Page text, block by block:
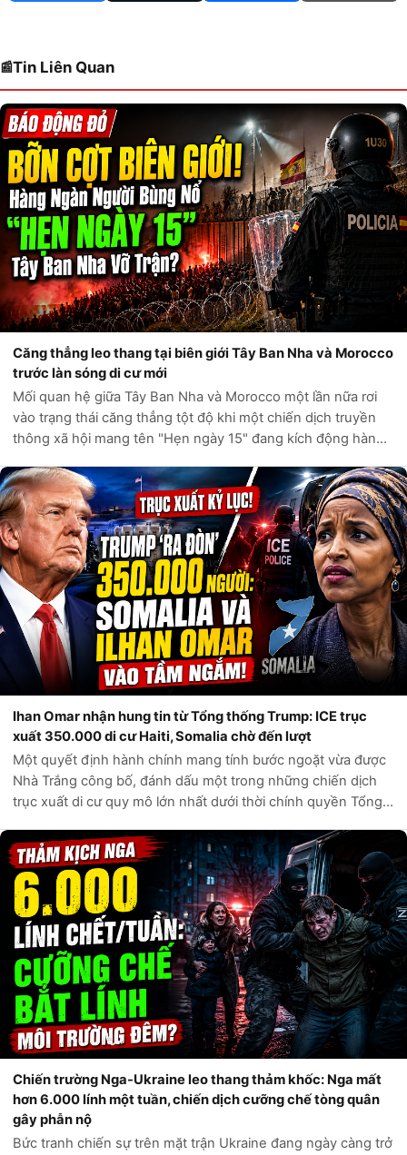
Tin Liên Quan
Căng thẳng leo thang tại biên giới Tây Ban Nha và Morocco
trước làn sóng di cư mới
Mối quan hệ giữa Tây Ban Nha và Morocco một lần nữa rơi
vào trạng thái căng thẳng tột độ khi một chiến dịch truyền
thông xã hội mang tên "Hẹn ngày 15" đang kích động hàng
thổ hải ngoại của Tây...
Ihan Omar nhận hung tin từ Tổng thống Trump: ICE trục
xuất 350.000 di cư Haiti, Somalia chờ đến lượt
Một quyết định hành chính mang tính bước ngoặt vừa được
Nhà Trắng công bố, đánh dấu một trong những chiến dịch
trục xuất di cư quy mô lớn nhất dưới thời chính quyền Tổng
An ninh Nội địa Hoa Kỳ,...
Chiến trường Nga-Ukraine leo thang thảm khốc: Nga mất
hơn 6.000 lính một tuần, chiến dịch cưỡng chế tòng quân
gây phẫn nộ
Bức tranh chiến sự trên mặt trận Ukraine đang ngày càng trở